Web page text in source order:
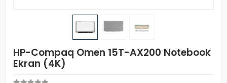
HP-Compaq Omen 15T-AX200 Notebook
Ekran (4K)